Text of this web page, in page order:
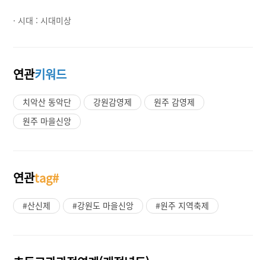
· 시대 : 시대미상
연관키워드
치악산 동악단 강원감영제
원주 감영제
원주 마을신앙
연관tag#
#산신제 #강원도 마을신앙 #원주 지역축제